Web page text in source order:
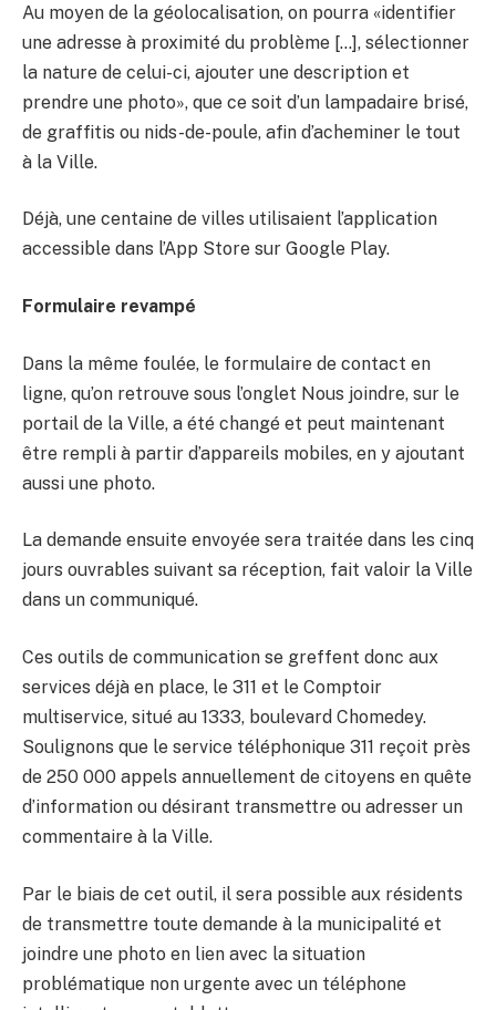
Au moyen de la géolocalisation, on pourra «identifier
une adresse à proximité du problème […], sélectionner
la nature de celui-ci, ajouter une description et
prendre une photo», que ce soit d’un lampadaire brisé,
de graffitis ou nids-de-poule, afin d’acheminer le tout
à la Ville.
Déjà, une centaine de villes utilisaient l’application
accessible dans l’App Store sur Google Play.
Formulaire revampé
Dans la même foulée, le formulaire de contact en
ligne, qu’on retrouve sous l’onglet Nous joindre, sur le
portail de la Ville, a été changé et peut maintenant
être rempli à partir d’appareils mobiles, en y ajoutant
aussi une photo.
La demande ensuite envoyée sera traitée dans les cinq
jours ouvrables suivant sa réception, fait valoir la Ville
dans un communiqué.
Ces outils de communication se greffent donc aux
services déjà en place, le 311 et le Comptoir
multiservice, situé au 1333, boulevard Chomedey.
Soulignons que le service téléphonique 311 reçoit près
de 250 000 appels annuellement de citoyens en quête
d’information ou désirant transmettre ou adresser un
commentaire à la Ville.
Par le biais de cet outil, il sera possible aux résidents
de transmettre toute demande à la municipalité et
joindre une photo en lien avec la situation
problématique non urgente avec un téléphone